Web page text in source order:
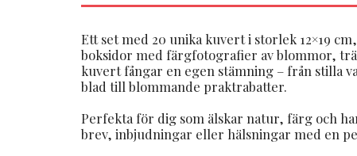
Ett set med 20 unika kuvert i storlek 12×19
boksidor med färgfotografier av blommor,
kuvert fångar en egen stämning – från stilla
blad till blommande praktrabatter.
Perfekta för dig som älskar natur, färg och
brev, inbjudningar eller hälsningar med en